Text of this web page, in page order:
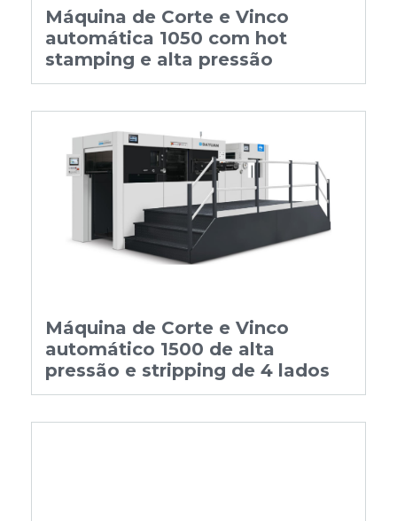
Máquina de Corte e Vinco
automática 1050 com hot
stamping e alta pressão
Máquina de Corte e Vinco
automático 1500 de alta
pressão e stripping de 4 lados